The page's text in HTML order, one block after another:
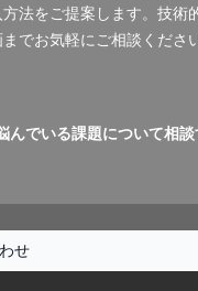
方法をご提案します。技術
でお気軽にご相談くださ
んでいる課題について相
せ